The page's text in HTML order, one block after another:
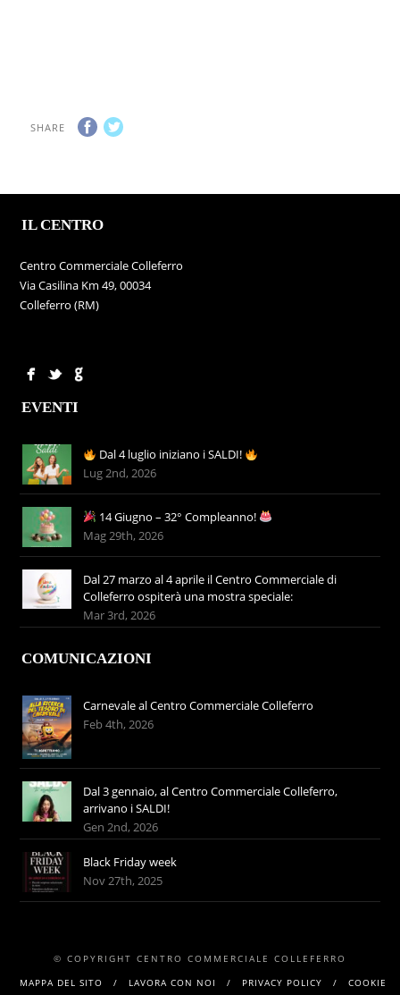
SHARE
IL CENTRO
Centro Commerciale Colleferro
Via Casilina Km 49, 00034
Colleferro (RM)
EVENTI
Dal 4 luglio iniziano i SALDI!
Lug 2nd, 2026
14 Giugno – 32° Compleanno!
Mag 29th, 2026
Dal 27 marzo al 4 aprile il Centro Commerciale di
Colleferro ospiterà una mostra speciale:
Mar 3rd, 2026
COMUNICAZIONI
Carnevale al Centro Commerciale Colleferro
Feb 4th, 2026
Dal 3 gennaio, al Centro Commerciale Colleferro,
arrivano i SALDI!
Gen 2nd, 2026
Black Friday week
Nov 27th, 2025
© COPYRIGHT CENTRO COMMERCIALE COLLEFERRO
MAPPA DEL SITO
LAVORA CON NOI PRIVACY POLICY
COOKIE